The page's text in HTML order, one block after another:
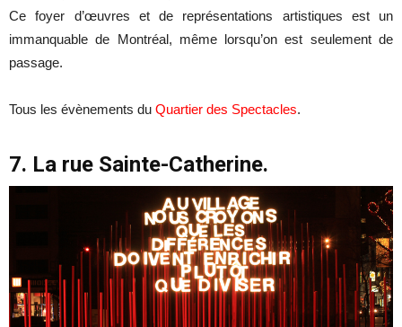
Ce foyer d’œuvres et de représentations artistiques est un
immanquable de Montréal, même lorsqu’on est seulement de
passage.
Tous les évènements du Quartier des Spectacles.
7. La rue Sainte-Catherine.